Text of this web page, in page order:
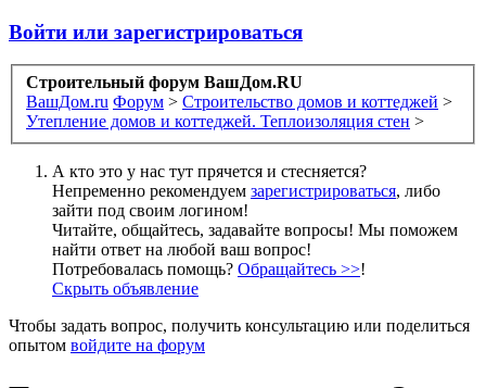
Войти или зарегистрироваться
Строительный форум ВашДом.RU
ВашДом.ru Форум > Строительство домов и коттеджей >
Утепление домов и коттеджей. Теплоизоляция стен >
А кто это у нас тут прячется и стесняется?
Непременно рекомендуем зарегистрироваться, либо
зайти под своим логином!
Читайте, общайтесь, задавайте вопросы! Мы поможем
найти ответ на любой ваш вопрос!
Потребовалась помощь? Обращайтесь >>!
Скрыть объявление
Чтобы задать вопрос, получить консультацию или поделиться
опытом войдите на форум